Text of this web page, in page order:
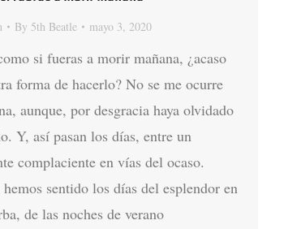
By 5th Beatle mayo 3, 2020
si fueras a morir mañana, ¿acaso
forma de hacerlo? No se me ocurre
aunque, por desgracia haya olvidado
Y, así pasan los días, entre un
complaciente en vías del ocaso.
hemos sentido los días del esplendor en
de las noches de verano